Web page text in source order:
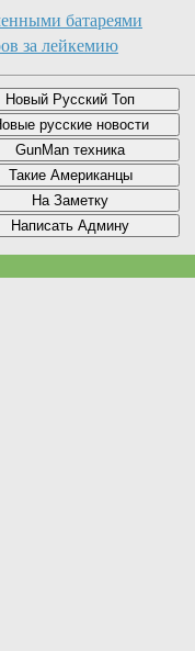
батареями
за лейкемию